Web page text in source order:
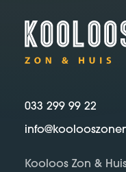
033 299 99 22
Kooloos Zon &